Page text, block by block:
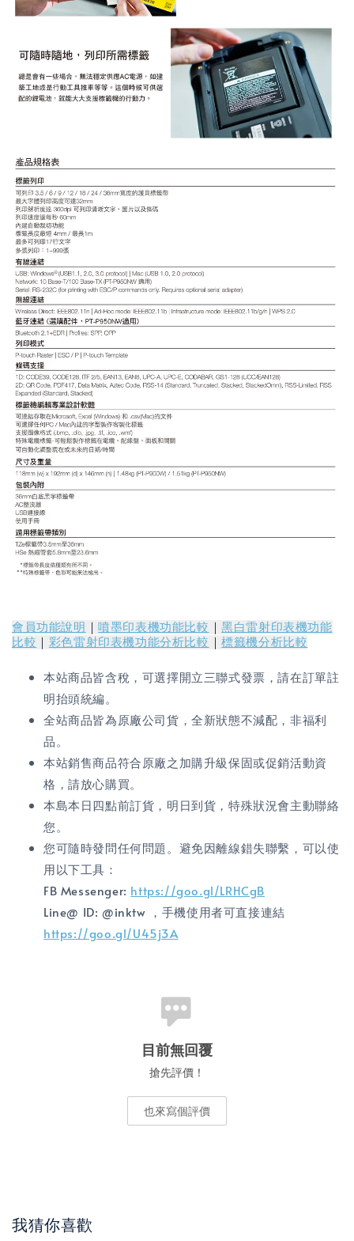
會員功能說明 ｜噴墨印表機功能比較 ｜黑白雷射印表機功能
比較 ｜ 彩色雷射印表機功能分析比較 ｜標籤機分析比較
本站商品皆含稅，可選擇開立三聯式發票，請在訂單註
明抬頭統編。
全站商品皆為原廠公司貨，全新狀態不減配，非福利
品。
本站銷售商品符合原廠之加購升級保固或促銷活動資
格，請放心購買。
本島本日四點前訂貨，明日到貨，特殊狀況會主動聯絡
您。
您可隨時發問任何問題。避免因離線錯失聯繫，可以使
用以下工具：
FB Messenger: https://goo.gl/LRHCgB
Line@ ID: @inktw ，手機使用者可直接連結
https://goo.gl/U45j3A
目前無回覆
搶先評價！
也來寫個評價
我猜你喜歡